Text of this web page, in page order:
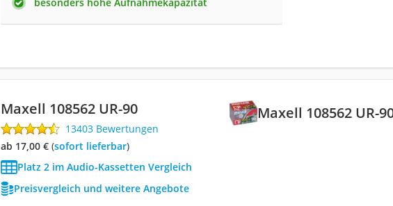
Maxell 108562 UR-
Maxell 108562 UR-90
13403 Bewertungen
ab 17,00 €( Sofort lieferbar)
Platz 2 im Audio-Kassetten Vergleich
Preisvergleich und weitere Angebote